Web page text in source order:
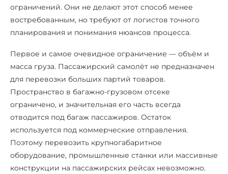
ограничений. Они не делают этот способ менее
востребованным, но требуют от логистов точного
планирования и понимания нюансов процесса.
Первое и самое очевидное ограничение — объём и
масса груза. Пассажирский самолёт не предназначен
для перевозки больших партий товаров.
Пространство в багажно-грузовом отсеке
ограничено, и значительная его часть всегда
отводится под багаж пассажиров. Остаток
используется под коммерческие отправления.
Поэтому перевозить крупногабаритное
оборудование, промышленные станки или массивные
конструкции на пассажирских рейсах невозможно.